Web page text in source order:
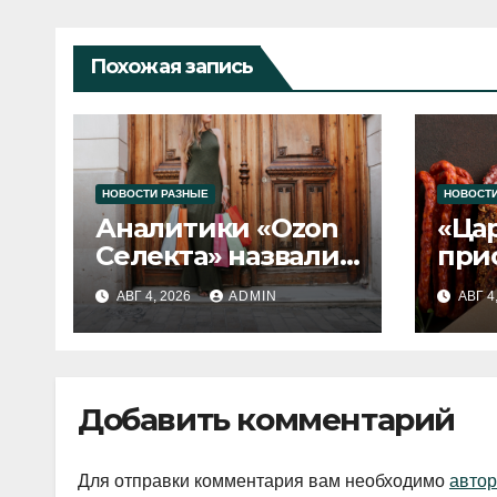
Похожая запись
НОВОСТИ РАЗНЫЕ
Аналитики «Ozon
Селекта» назвали
fashion-тренды
2026 года
АВГ 4, 2026 ADMIN АВГ
Добавить комментарий
Для отправки комментария вам необходимо